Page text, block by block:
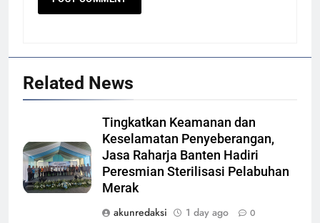
Related News
Tingkatkan Keamanan dan
Keselamatan Penyeberangan,
Jasa Raharja Banten Hadiri
Peresmian Sterilisasi Pelabuhan
Merak
akunredaksi
1 day ago 0